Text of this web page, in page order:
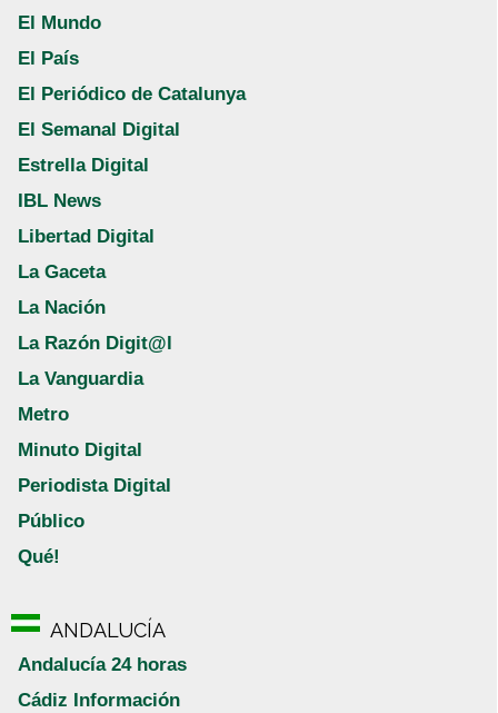
El Mundo
El País
El Periódico de Catalunya
El Semanal Digital
Estrella Digital
IBL News
Libertad Digital
La Gaceta
La Nación
La Razón Digit@l
La Vanguardia
Metro
Minuto Digital
Periodista Digital
Público
Qué!
ANDALUCÍA
Andalucía 24 horas
Cádiz Información